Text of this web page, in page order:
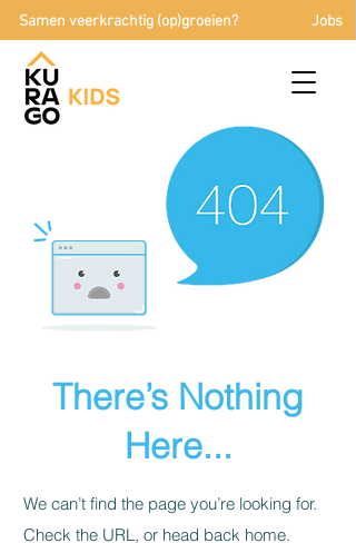
Samen veerkrachtig (op)groeien? Jobs
There’s Nothing
Here...
We can’t find the page you’re looking for.
Check the URL, or head back home.